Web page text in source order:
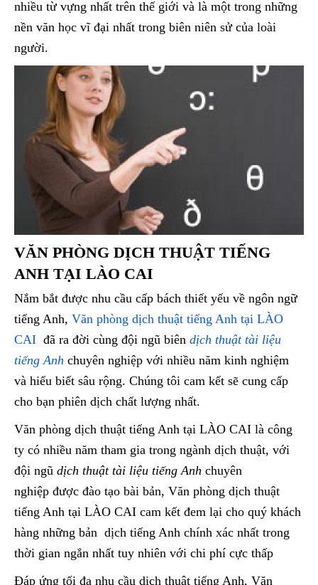
nhiều từ vựng nhất trên thế giới và là một trong những
nền văn học vĩ đại nhất trong biên niên sử của loài
người.
VĂN PHÒNG DỊCH THUẬT TIẾNG
ANH TẠI LÀO CAI
Nắm bắt được nhu cầu cấp bách thiết yếu về ngôn ngữ
tiếng Anh, Văn phòng dịch thuật tiếng Anh tại LÀO
CAI đã ra đời cùng đội ngũ biên dịch thuật tài liệu
tiếng Anh chuyên nghiệp với nhiều năm kinh nghiệm
và hiểu biết sâu rộng. Chúng tôi cam kết sẽ cung cấp
cho bạn phiên dịch chất lượng nhất.
Văn phòng dịch thuật tiếng Anh tại LÀO CAI là công
ty có nhiều năm tham gia trong ngành dịch thuật, với
đội ngũ dịch thuật tài liệu tiếng Anh chuyên
nghiệp được đào tạo bài bản, Văn phòng dịch thuật
tiếng Anh tại LÀO CAI cam kết đem lại cho quý khách
hàng những bản dịch tiếng Anh chính xác nhất trong
thời gian ngắn nhất tuy nhiên với chi phí cực thấp
Đáp ứng tối đa nhu cầu dịch thuật tiếng Anh, Văn